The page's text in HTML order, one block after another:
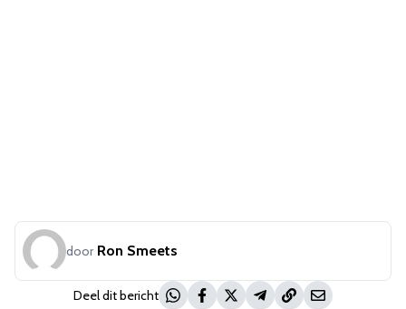
door Ron Smeets
Deel dit bericht